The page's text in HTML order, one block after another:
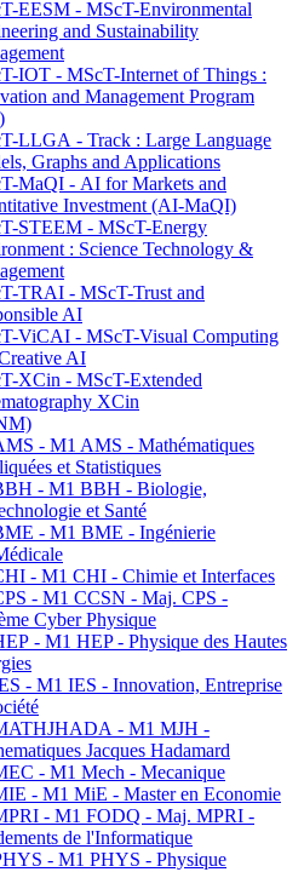
EESM - MScT-Environmental
and Sustainability
IOT - MScT-Internet of Things :
and Management Program
LLGA - Track : Large Language
Graphs and Applications
MaQI - AI for Markets and
Investment (AI-MaQI)
STEEM - MScT-Energy
: Science Technology &
TRAI - MScT-Trust and
AI
ViCAI - MScT-Visual Computing
AI
XCin - MScT-Extended
XCin
- M1 AMS - Mathématiques
et Statistiques
- M1 BBH - Biologie,
et Santé
- M1 BME - Ingénierie
- M1 CHI - Chimie et Interfaces
- M1 CCSN - Maj. CPS -
Cyber Physique
- M1 HEP - Physique des Hautes
- M1 IES - Innovation, Entreprise
- M1 MJH -
Jacques Hadamard
- M1 Mech - Mecanique
- M1 MiE - Master en Economie
- M1 FODQ - Maj. MPRI -
de l'Informatique
- M1 PHYS - Physique